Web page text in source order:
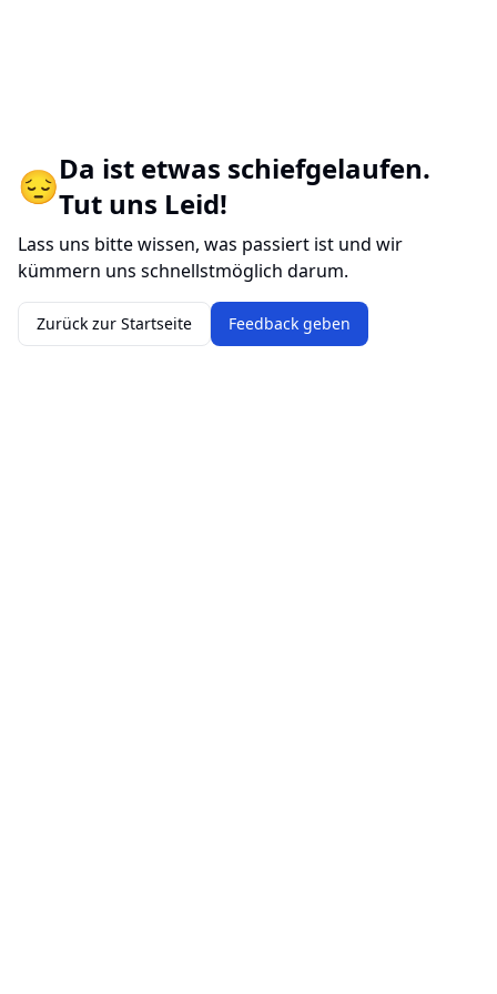
😔Da ist etwas schiefgelaufen.
Tut uns Leid!
Lass uns bitte wissen, was passiert ist und wir
kümmern uns schnellstmöglich darum.
Zurück zur Startseite Feedback geben